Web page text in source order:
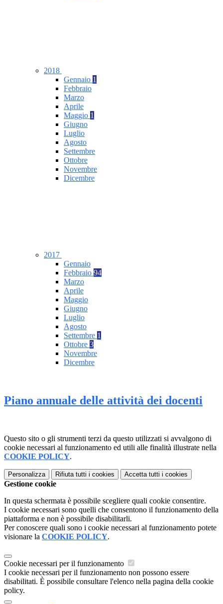
2018
Gennaio 1
Febbraio
Marzo
Aprile
Maggio 1
Giugno
Luglio
Agosto
Settembre
Ottobre
Novembre
Dicembre
2017
Gennaio
Febbraio 94
Marzo
Aprile
Maggio
Giugno
Luglio
Agosto
Settembre 1
Ottobre 3
Novembre
Dicembre
Piano annuale delle attività dei docenti
Questo sito o gli strumenti terzi da questo utilizzati si avvalgono di
cookie necessari al funzionamento ed utili alle finalità illustrate nella
COOKIE POLICY.
Personalizza Rifiuta tutti i cookies Accetta tutti i cookies
Gestione cookie
In questa schermata è possibile scegliere quali cookie consentire.
I cookie necessari sono quelli che consentono il funzionamento della
piattaforma e non è possibile disabilitarli.
Per conoscere quali sono i cookie necessari al funzionamento potete
visionare la COOKIE POLICY.
Cookie necessari per il funzionamento
I cookie necessari per il funzionamento non possono essere
disabilitati. È possibile consultare l'elenco nella pagina della cookie
policy.